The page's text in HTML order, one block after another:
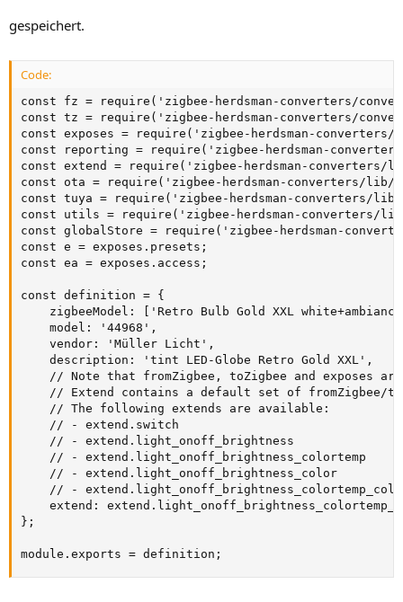
gespeichert.
Code:
const fz = require('zigbee-herdsman-converters/
const tz = require('zigbee-herdsman-converters/
const exposes = require('zigbee-herdsman-
const reporting = require('zigbee-herdsman-
const extend = require('zigbee-herdsman-
const ota = require('zigbee-herdsman-converters/
const tuya = require('zigbee-herdsman-converters/
const utils = require('zigbee-herdsman-
const globalStore = require('zigbee-herdsman-
const e = exposes.presets;
const ea = exposes.access;
const definition = {
zigbeeModel: ['Retro Bulb Gold XXL
    model: '44968',
    vendor: 'Müller Licht',
    description: 'tint LED-Globe Retro Gold XXL',
// Note that fromZigbee, toZigbee and exposes
// Extend contains a default set of fromZigbee/
    // The following extends are available:
    // - extend.switch
    // - extend.light_onoff_brightness
    // - extend.light_onoff_brightness_colortemp
    // - extend.light_onoff_brightness_color
// -
extend:
};
module.exports = definition;